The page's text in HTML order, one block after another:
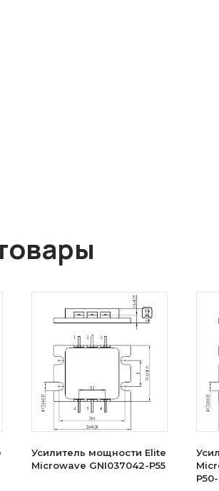
Усилитель мощности Elite
Microwave GNI037042-P55